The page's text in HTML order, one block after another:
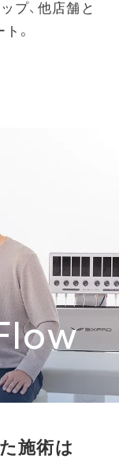
プ、他店舗と
。
施術は